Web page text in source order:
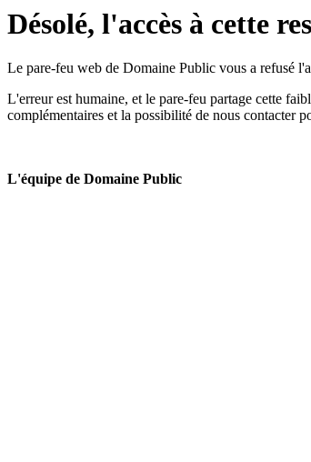
Désolé, l'accès à cette
Le pare-feu web de Domaine Public vous a refusé
L'erreur est humaine, et le pare-feu partage cette
complémentaires et la possibilité de nous contacter
L'équipe de Domaine Public